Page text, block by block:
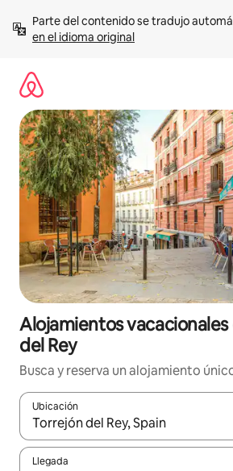
contenido
Parte del contenido se tradujo
en el idioma original
Alojamientos vacacionales
del Rey
Busca y reserva un alojamiento
Ubicación
Cuando los resultados estén
Llegada